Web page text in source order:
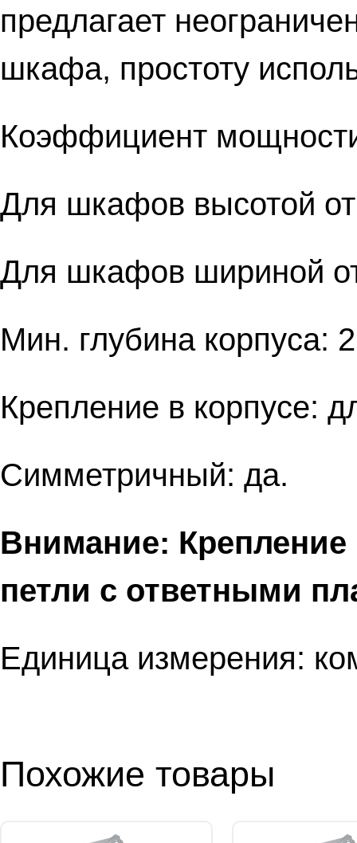
предлагает
шкафа, простоту
Коэффициент
Для шкафов высотой
Для шкафов шириной
Мин. глубина корпуса:
Крепление в корпусе:
Симметричный: да.
Внимание:
петли с ответными
Единица измерения:
Похожие товары